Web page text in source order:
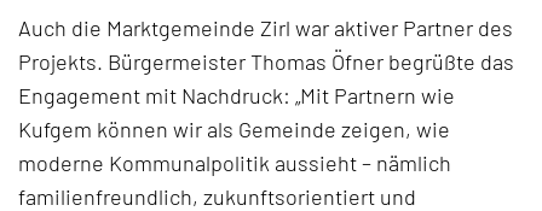
Auch die Marktgemeinde Zirl war aktiver Partner des
Projekts. Bürgermeister Thomas Öfner begrüßte das
Engagement mit Nachdruck: „Mit Partnern wie
Kufgem können wir als Gemeinde zeigen, wie
moderne Kommunalpolitik aussieht – nämlich
familienfreundlich, zukunftsorientiert und